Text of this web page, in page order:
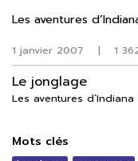
1 janvier 2007 | 1
Le jonglage
Les aventures
Mots clés
Les aventures